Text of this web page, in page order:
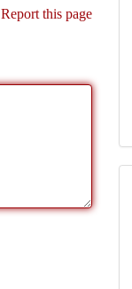
Report this page